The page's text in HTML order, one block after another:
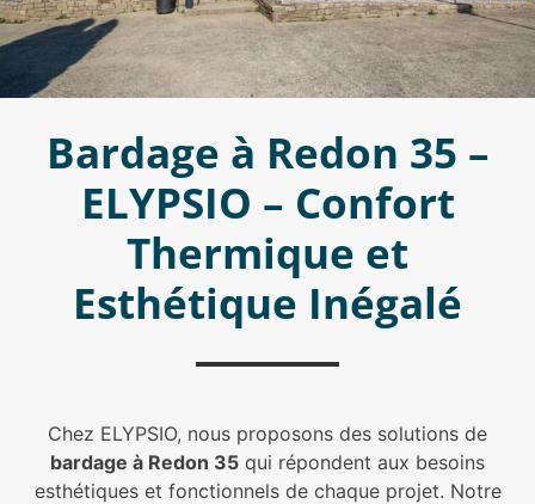
Bardage à Redon 35 –
ELYPSIO – Confort
Thermique et
Esthétique Inégalé
Chez ELYPSIO, nous proposons des solutions de
bardage à Redon 35 qui répondent aux besoins
esthétiques et fonctionnels de chaque projet. Notre